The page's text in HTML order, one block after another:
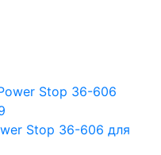
Stop 36-606 для